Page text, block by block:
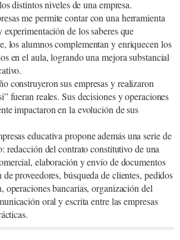
distintos niveles de una empresa.
me permite contar con una herramienta
de los saberes que
los alumnos complementan y enriquecen los
en el aula, logrando una mejora substancial
construyeron sus empresas y realizaron
fueran reales. Sus decisiones y operaciones
impactaron en la evolución de sus
educativa propone además una serie de
redacción del contrato constitutivo de una
elaboración y envío de documentos
proveedores, búsqueda de clientes, pedidos
operaciones bancarias, organización del
oral y escrita entre las empresas